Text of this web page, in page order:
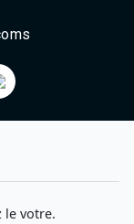
le votre.